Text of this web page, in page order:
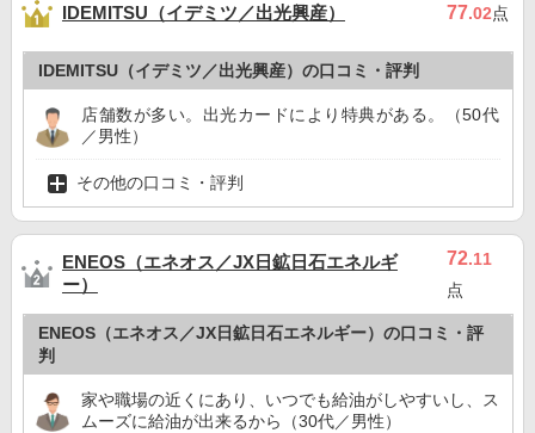
IDEMITSU（イデミツ／出光興産） 77.02点
IDEMITSU（イデミツ／出光興産）の口コミ・評判
店舗数が多い。出光カードにより特典がある。（50代
／男性）
その他の口コミ・評判
ENEOS（エネオス／JX日鉱日石エネルギ
ー）
72.11
点
ENEOS（エネオス／JX日鉱日石エネルギー）の口コミ・評
判
家や職場の近くにあり、いつでも給油がしやすいし、ス
ムーズに給油が出来るから（30代／男性）